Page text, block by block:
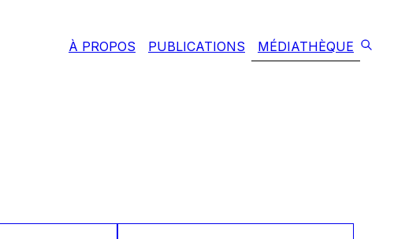
À PROPOS PUBLICATIONS MÉDIATHÈQUE